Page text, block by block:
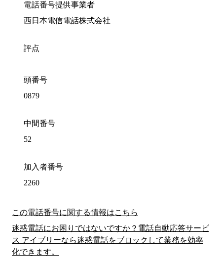
電話番号提供事業者
西日本電信電話株式会社
評点
頭番号
0879
中間番号
52
加入者番号
2260
この電話番号に関する情報はこちら
迷惑電話にお困りではないですか？電話自動応答サービ
ス アイブリーなら迷惑電話をブロックして業務を効率
化できます。